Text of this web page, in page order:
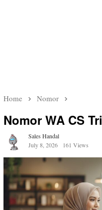
Home Nomor
Nomor WA CS Tri
Sales Handal
July 8, 2026
161 Views